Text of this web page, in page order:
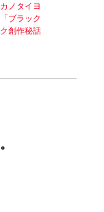
カノタイヨ
ブラック
創作秘話